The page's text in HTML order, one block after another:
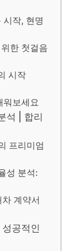
시작, 현명
한 첫걸음
시작
워보세요
석 | 합리
프리미엄
성 분석:
계약서
공적인